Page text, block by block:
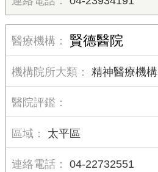
賢德醫院
精神醫療機構
太平區
04-22732551